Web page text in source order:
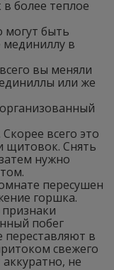
более теплое
могут быть
мединиллу в
вы меняли
или же
всего это
щитовок. Снять
нужно
пересушен
горшка.
побег
переставляют в
свежего
не